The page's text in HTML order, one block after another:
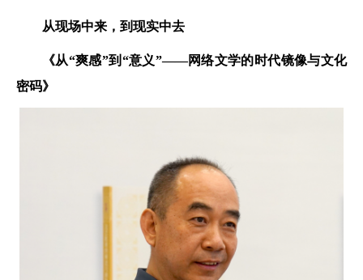
从现场中来，到现实中去
《从“爽感”到“意义”——网络文学的时代镜像与文化
密码》